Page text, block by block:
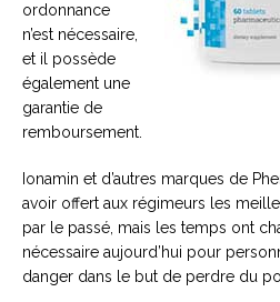
ordonnance
n’est nécessaire,
et il possède
également une
garantie de
remboursement.
Ionamin et d’autres marques de
avoir offert aux régimeurs les
par le passé, mais les temps ont
nécessaire aujourd’hui pour
danger dans le but de perdre du